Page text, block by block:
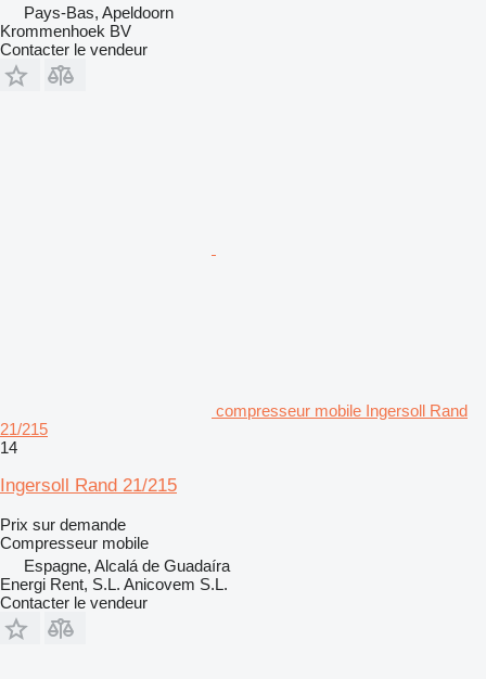
Pays-Bas, Apeldoorn
Krommenhoek BV
Contacter le vendeur
compresseur mobile Ingersoll Rand
21/215
14
Ingersoll Rand 21/215
Prix sur demande
Compresseur mobile
Espagne, Alcalá de Guadaíra
Energi Rent, S.L. Anicovem S.L.
Contacter le vendeur